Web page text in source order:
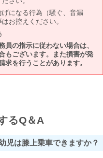
になる行為（騒ぐ、音漏
お控えください。
員の指示に従わない場合は、
もございます。また損害が発
求を行うことがあります。
るQ＆A
児は膝上乗車できますか？